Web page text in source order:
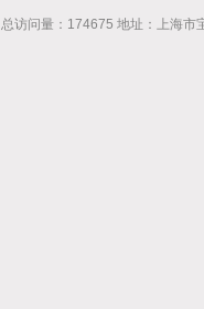
总访问量：174675 地址：上海